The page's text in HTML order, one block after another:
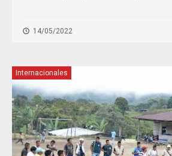
14/05/2022
Internacionales